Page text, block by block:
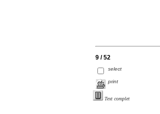
9 / 52
select
print
Text complet